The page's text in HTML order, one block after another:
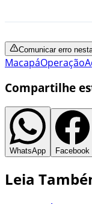
Comunicar erro
MacapáOperação
Compartilhe
WhatsApp Facebook
Leia